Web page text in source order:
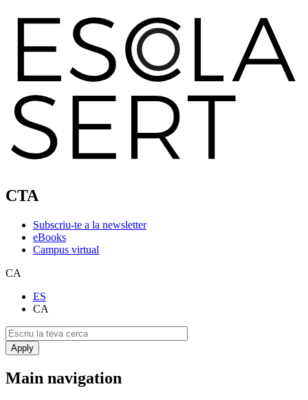
CTA
Subscriu-te a la newsletter
eBooks
Campus virtual
CA
ES
CA
Main navigation